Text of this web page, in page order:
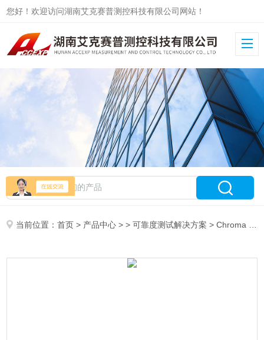
您好！欢迎访问湖南艾克赛普测控科技有限公司网站！
当前位置：首页 > 产品中心 > >可靠度测试解决方案 > Chroma HALT HASS 高加速寿命试验测试服务